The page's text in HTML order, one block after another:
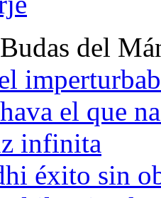
del
el que
infinita
éxito sin